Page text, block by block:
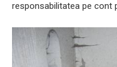
responsabilitatea pe cont